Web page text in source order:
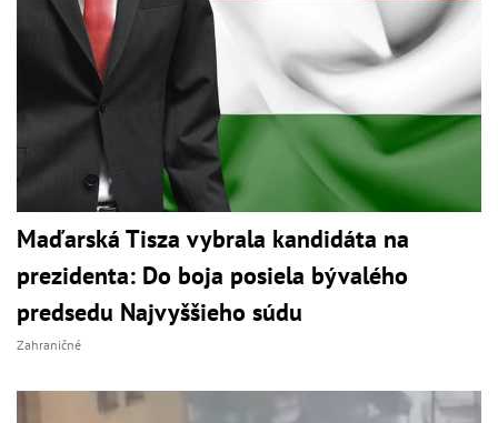
Maďarská Tisza vybrala kandidáta na
prezidenta: Do boja posiela bývalého
predsedu Najvyššieho súdu
Zahraničné